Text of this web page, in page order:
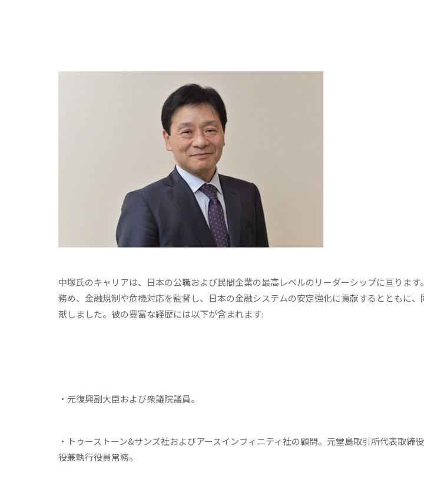
中塚氏のキャリアは、日本の公職および民間企業の最高レベルのリーダーシップに亘りま
務め、金融規制や危機対応を監督し、日本の金融システムの安定強化に貢献するとともに
献しました。彼の豊富な経歴には以下が含まれます:
・元復興副大臣および衆議院議員。
・トゥーストーン&サンズ社およびアースインフィニティ社の顧問。元堂島取引所代表取締
役兼執行役員常務。